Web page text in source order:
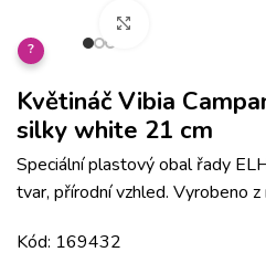
?
Květináč Vibia
silky white 21 cm
Speciální plastový obal řady
tvar, přírodní vzhled. Vyrobeno
Kód: 169432